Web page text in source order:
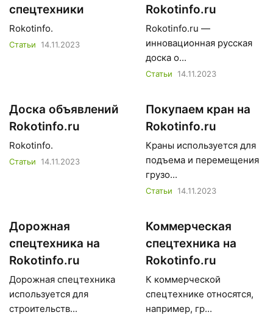
спецтехники
Rokotinfo.
Статьи 14.11.2023
Rokotinfo.ru
Rokotinfo.ru —
инновационная русская
доска о...
Статьи 14.11.2023
Доска объявлений
Rokotinfo.ru
Rokotinfo.
Статьи 14.11.2023
Покупаем кран на
Rokotinfo.ru
Краны используется для
подъема и перемещения
грузо...
Статьи 14.11.2023
Дорожная
спецтехника на
Rokotinfo.ru
Дорожная спецтехника
используется для
строительств...
Коммерческая
спецтехника на
Rokotinfo.ru
К коммерческой
спецтехнике относятся,
например, гр...